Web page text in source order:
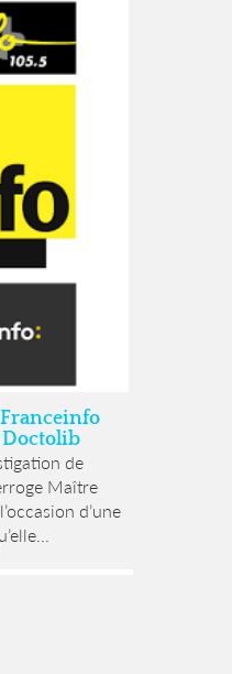
Doctolib
de
Maître
d’une